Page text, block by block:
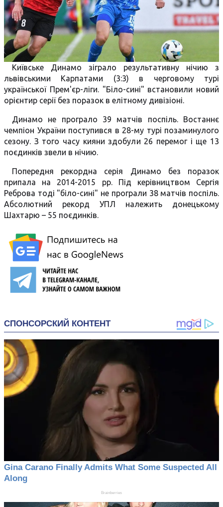
Київське Динамо зіграло результативну нічию з
львівськими Карпатами (3:3) в черговому турі
української Прем'єр-ліги. "Біло-сині" встановили новий
орієнтир серії без поразок в елітному дивізіоні.
Динамо не програло 39 матчів поспіль. Востаннє
чемпіон України поступився в 28-му турі позаминулого
сезону. З того часу кияни здобули 26 перемог і ще 13
поєдинків звели в нічию.
Попередня рекордна серія Динамо без поразок
припала на 2014-2015 рр. Під керівництвом Сергія
Реброва тоді "біло-сині" не програли 38 матчів поспіль.
Абсолютний рекорд УПЛ належить донецькому
Шахтарю – 55 поєдинків.